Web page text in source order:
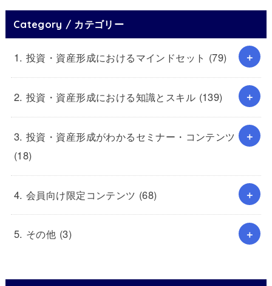
Category / カテゴリー
1. 投資・資産形成におけるマインドセット (79)
2. 投資・資産形成における知識とスキル (139)
3. 投資・資産形成がわかるセミナー・コンテンツ
(18)
4. 会員向け限定コンテンツ (68)
5. その他 (3)